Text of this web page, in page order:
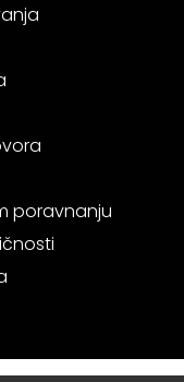
poravnanju